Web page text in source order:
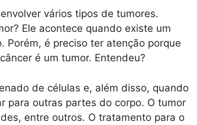
vários tipos de tumores.
Ele acontece quando existe um
Porém, é preciso ter atenção porque
é um tumor. Entendeu?
de células e, além disso, quando
para outras partes do corpo. O tumor
entre outros. O tratamento para o